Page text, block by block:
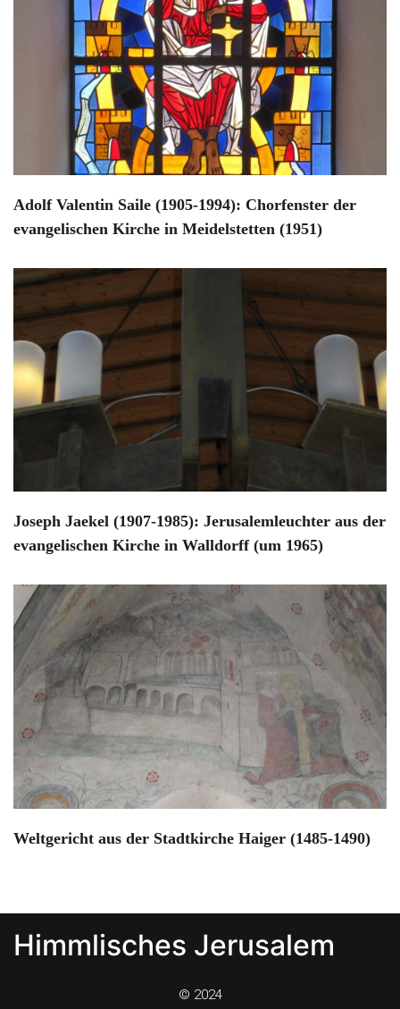
Adolf Valentin Saile (1905-1994): Chorfenster der
evangelischen Kirche in Meidelstetten (1951)
Joseph Jaekel (1907-1985): Jerusalemleuchter aus der
evangelischen Kirche in Walldorff (um 1965)
Weltgericht aus der Stadtkirche Haiger (1485-1490)
Himmlisches Jerusalem
© 2024